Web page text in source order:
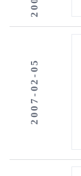
2007-02-05